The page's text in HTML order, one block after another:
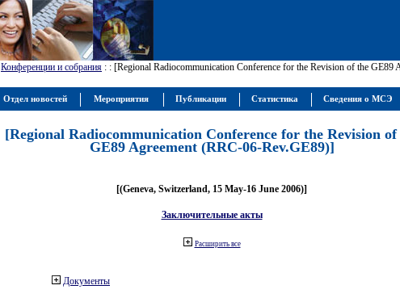
Конференции и собрания : : [Regional Radiocommunication Conference for the Revision of the GE89
[Regional Radiocommunication Conference for the Revision of
GE89 Agreement (RRC-06-Rev.GE89)]
[(Geneva, Switzerland, 15 May-16 June 2006)]
Заключительные акты
Расширить все
Документы
Отдел новостей Мероприятия Публикации Статистика Сведения о МСЭ